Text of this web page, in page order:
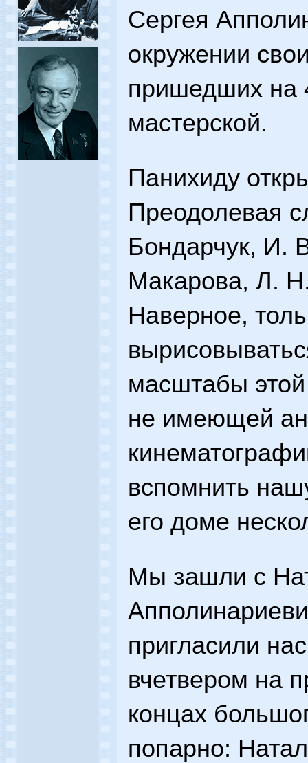
Сергея
окружении
пришедших на
мастерской.
Панихиду
Преодолевая
Бондарчук, И.
Макарова, Л.
Наверное,
масштабы
не имеющей
вспомнить
его доме
Мы зашли с
пригласили
вчетвером на
концах
попарно: